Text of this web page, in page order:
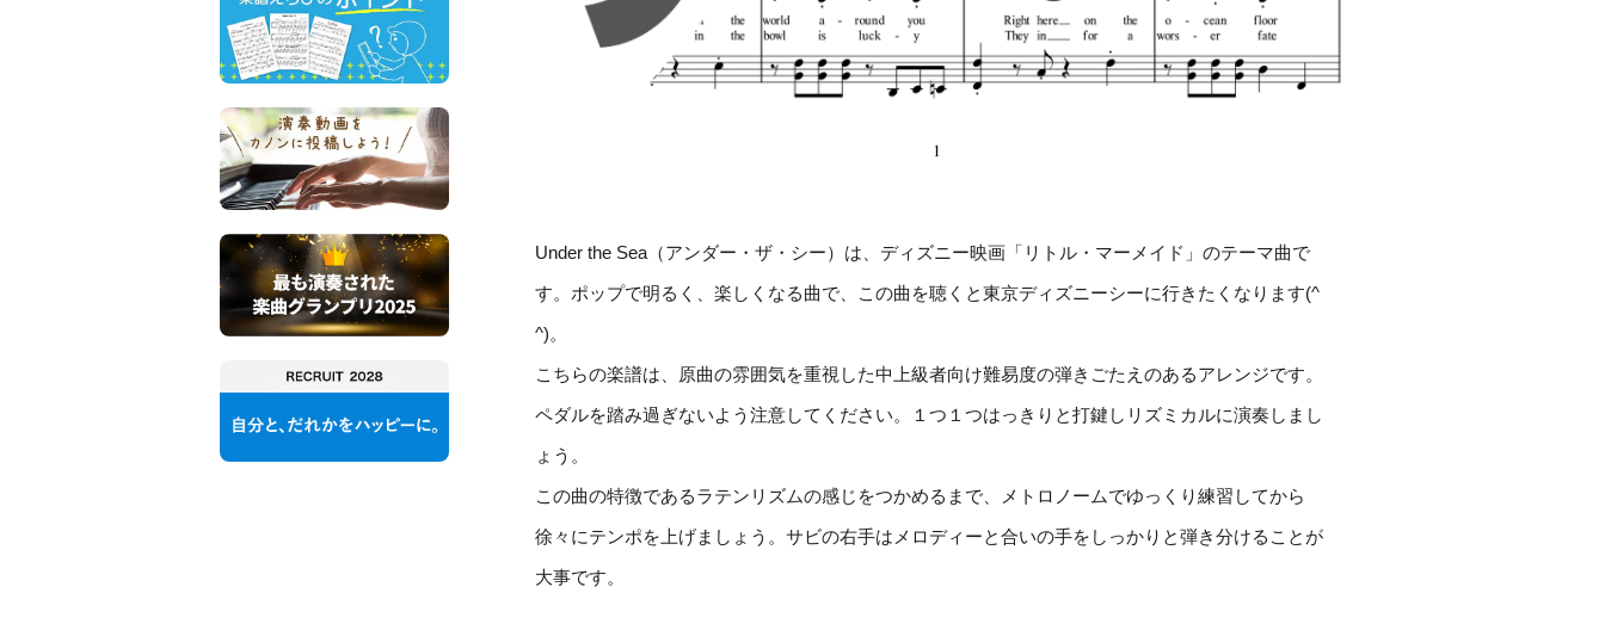
Under the Sea（アンダー・ザ・シー）は、ディズニー映画「リトル・マーメイド」のテーマ曲で
す。ポップで明るく、楽しくなる曲で、この曲を聴くと東京ディズニーシーに行きたくなります(^
^)。
こちらの楽譜は、原曲の雰囲気を重視した中上級者向け難易度の弾きごたえのあるアレンジです。
ペダルを踏み過ぎないよう注意してください。１つ１つはっきりと打鍵しリズミカルに演奏しまし
ょう。
この曲の特徴であるラテンリズムの感じをつかめるまで、メトロノームでゆっくり練習してから
徐々にテンポを上げましょう。サビの右手はメロディーと合いの手をしっかりと弾き分けることが
大事です。